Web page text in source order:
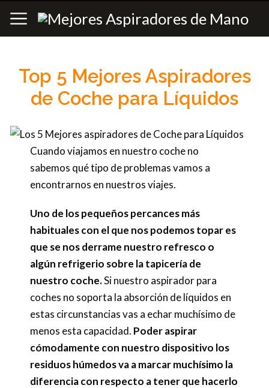
Top 5 Mejores Aspiradores
de Coche para Líquidos
Cuando viajamos en nuestro coche no
sabemos qué tipo de problemas vamos a
encontrarnos en nuestros viajes.
Uno de los pequeños percances más
habituales con el que nos podemos topar es
que se nos derrame nuestro refresco o
algún refrigerio sobre la tapicería de
nuestro coche.Si nuestro aspirador para
coches no soporta la absorción de líquidos en
estas circunstancias vas a echar muchísimo de
menos esta capacidad. Poder aspirar
cómodamente con nuestro dispositivo los
residuos húmedos va a marcar muchísimo la
diferencia con respecto a tener que hacerlo